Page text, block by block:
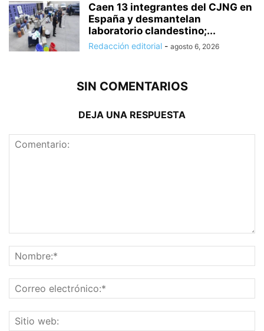
Caen 13 integrantes del CJNG en
España y desmantelan
laboratorio clandestino;...
Redacción editorial - agosto 6, 2026
SIN COMENTARIOS
DEJA UNA RESPUESTA